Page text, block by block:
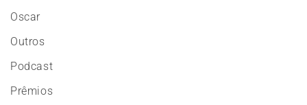
Oscar
Outros
Podcast
Prêmios